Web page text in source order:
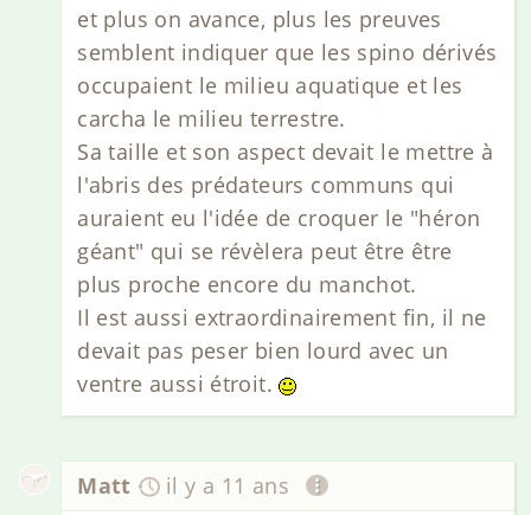
et plus on avance, plus les preuves
semblent indiquer que les spino dérivés
occupaient le milieu aquatique et les
carcha le milieu terrestre.
Sa taille et son aspect devait le mettre à
l'abris des prédateurs communs qui
auraient eu l'idée de croquer le "héron
géant" qui se révèlera peut être être
plus proche encore du manchot.
Il est aussi extraordinairement fin, il ne
devait pas peser bien lourd avec un
ventre aussi étroit.
Matt il y a 11 ans